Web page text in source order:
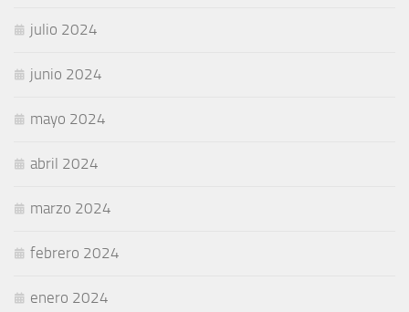
julio 2024
junio 2024
mayo 2024
abril 2024
marzo 2024
febrero 2024
enero 2024